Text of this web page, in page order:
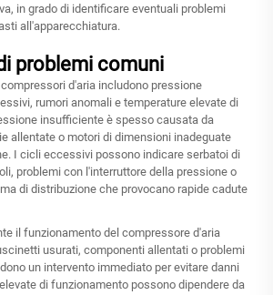
in grado di identificare eventuali problemi
all'apparecchiatura.
problemi comuni
d'aria includono pressione
rumori anomali e temperature elevate di
insufficiente è spesso causata da
allentate o motori di dimensioni inadeguate
I cicli eccessivi possono indicare serbatoi di
problemi con l'interruttore della pressione o
di distribuzione che provocano rapide cadute
il funzionamento del compressore d'aria
usurati, componenti allentati o problemi
un intervento immediato per evitare danni
di funzionamento possono dipendere da